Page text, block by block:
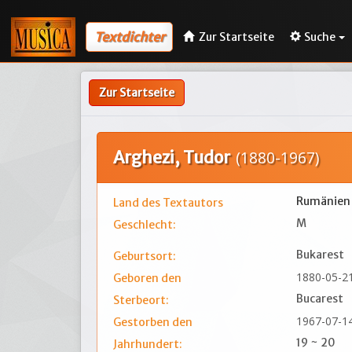
Textdichter Zur Startseite Suche
Zur Startseite
Arghezi, Tudor(1880-1967)
Land des Textautors
Rumänien
Geschlecht:
M
Geburtsort:
Bukarest
Geboren den
1880-05-21
Sterbeort:
Bucarest
Gestorben den
1967-07-
Jahrhundert: 19 ~ 20